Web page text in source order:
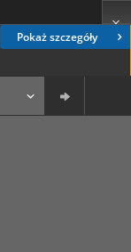
Pokaż szczegóły